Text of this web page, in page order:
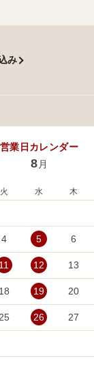
み
営業日カレンダー
8 月
火 水 木
4 5 6
11 12 13
18 19 20
25 26 27